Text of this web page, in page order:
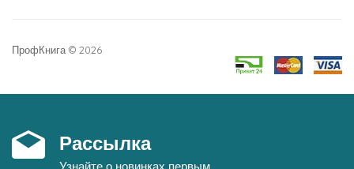
ПрофКнига © 2026
Рассылка